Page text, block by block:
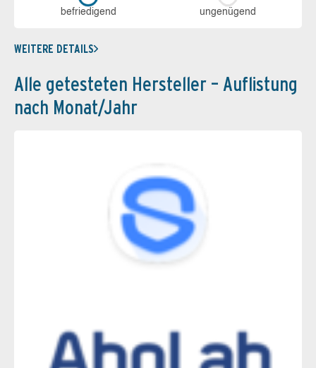
be­frie­di­gend un­ge­nü­gend
WEITERE DETAILS
Alle getesteten Hersteller – Auflistung
nach Monat/Jahr